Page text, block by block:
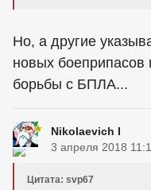
Но, а другие
новых боеприпасов
борьбы с БПЛА...
Nikolaevich I
3 апреля 2018
Цитата: svp67